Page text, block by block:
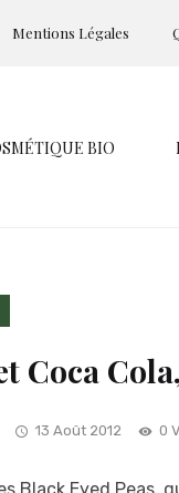
Mentions Légales
BIO
Coca
13 Août 2012 0